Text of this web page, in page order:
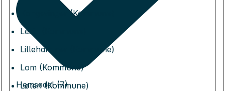
Kongsvinger (Kommune)
Lesja (Kommune)
Lillehammer (Kommune)
Lom (Kommune)
Løten (Kommune)
Hemsedal (7)